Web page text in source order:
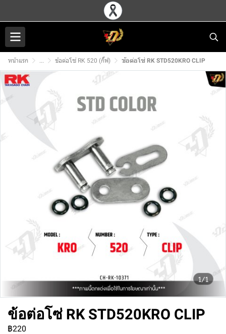
หน้าแรก ... ข้อต่อโซ่ RK 520 (กิ๊ฟ) ข้อต่อโซ่ RK STD520KRO CLIP
1/1
ข้อต่อโซ่ RK STD520KRO CLIP
฿220